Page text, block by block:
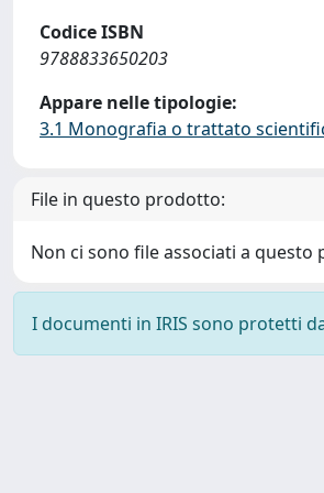
Codice ISBN
9788833650203
Appare nelle tipologie:
3.1 Monografia o trattato
File in questo prodotto:
Non ci sono file associati a questo
I documenti in IRIS sono protetti